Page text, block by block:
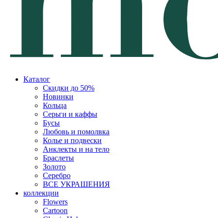
Каталог
Скидки до 50%
Новинки
Кольца
Серьги и каффы
Бусы
Любовь и помолвка
Колье и подвески
Анклекты и на тело
Браслеты
Золото
Серебро
ВСЕ УКРАШЕНИЯ
коллекции
Flowers
Cartoon